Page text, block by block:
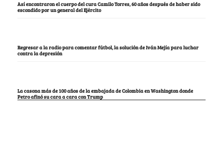
Así encontraron el cuerpo del cura Camilo Torres, 60 años después de haber sido
escondido por un general del Ejército
Regresar a la radio para comentar fútbol, la solución de Iván Mejía para luchar
contra la depresión
La casona más de 100 años de la embajada de Colombia en Washington donde
Petro afinó su cara a cara con Trump